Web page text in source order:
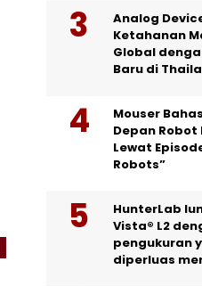
Analog
Ketahanan
Global
Baru di
Mouser
Depan Robot
Lewat
Robots”
HunterLab
Vista® L2
pengukuran
diperluas